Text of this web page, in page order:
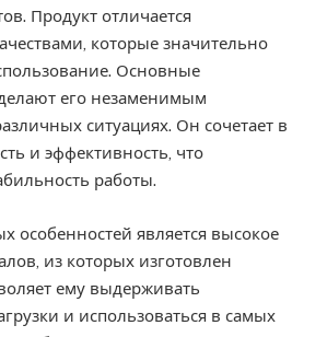
Продукт отличается
которые значительно
Основные
его незаменимым
ситуациях. Он сочетает в
и эффективность, что
работы.
особенностей является высокое
из которых изготовлен
ему выдерживать
и использоваться в самых